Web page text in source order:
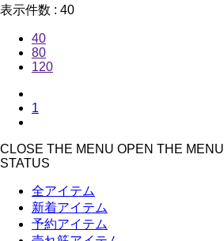
表示件数 : 40
40
80
120
1
CLOSE THE MENU OPEN THE MENU
STATUS
全アイテム
新着アイテム
予約アイテム